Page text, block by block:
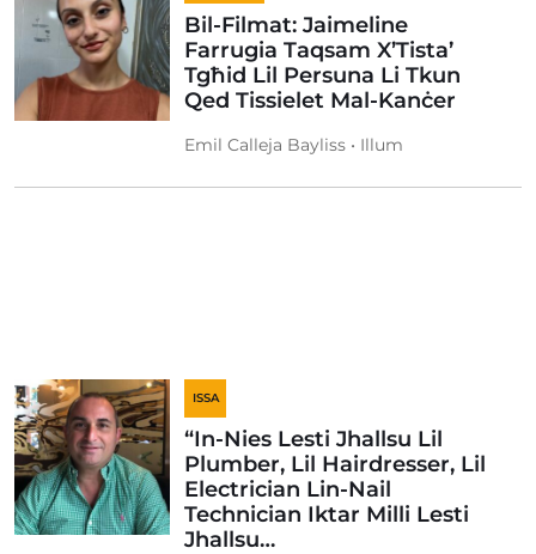
Bil-Filmat: Jaimeline
Farrugia Taqsam X’Tista’
Tgħid Lil Persuna Li Tkun
Qed Tissielet Mal-Kanċer
Emil Calleja Bayliss • Illum
ISSA
“In-Nies Lesti Jhallsu Lil
Plumber, Lil Hairdresser, Lil
Electrician Lin-Nail
Technician Iktar Milli Lesti
Jhallsu…